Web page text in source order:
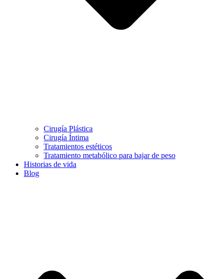
Cirugía Plástica
Cirugía Íntima
Tratamientos estéticos
Tratamiento metabólico para bajar de peso
Historias de vida
Blog